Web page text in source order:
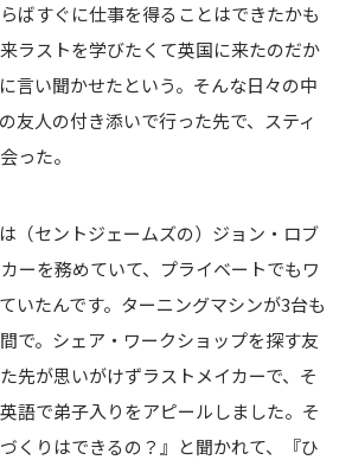
ばすぐに仕事を得ることはできたかも
ラストを学びたくて英国に来たのだか
言い聞かせたという。そんな日々の中
友人の付き添いで行った先で、スティ
った。
（セントジェームズの）ジョン・ロブ
ーを務めていて、プライベートでもワ
いたんです。ターニングマシンが3台も
で。シェア・ワークショップを探す友
先が思いがけずラストメイカーで、そ
語で弟子入りをアピールしました。そ
くりはできるの？』と聞かれて、『ひ